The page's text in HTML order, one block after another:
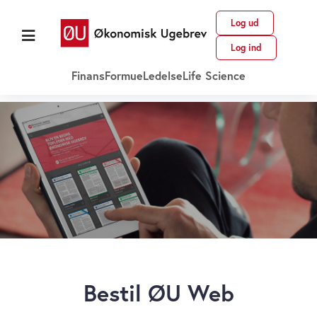
Log ud
Log ind
FinansFormueLedelseLife Science
Bestil ØU Web